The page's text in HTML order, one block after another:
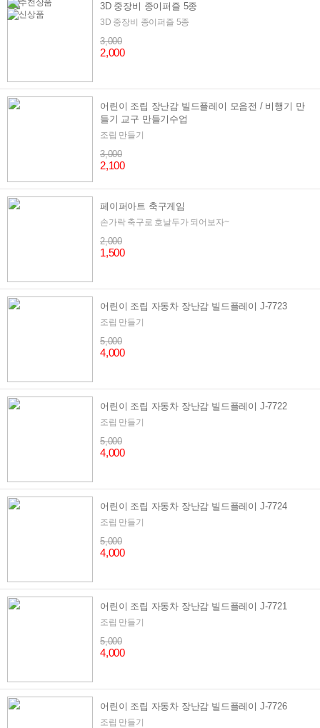
3D 중장비 종이퍼즐 5종
3D 중장비 종이퍼즐 5종
3,000
2,000
어린이 조립 장난감 빌드플레이 모음전 / 비행기 만
들기 교구 만들기수업
조립 만들기
3,000
2,100
페이퍼아트 축구게임
손가락 축구로 호날두가 되어보자~
2,000
1,500
어린이 조립 자동차 장난감 빌드플레이 J-7723
조립 만들기
5,000
4,000
어린이 조립 자동차 장난감 빌드플레이 J-7722
조립 만들기
5,000
4,000
어린이 조립 자동차 장난감 빌드플레이 J-7724
조립 만들기
5,000
4,000
어린이 조립 자동차 장난감 빌드플레이 J-7721
조립 만들기
5,000
4,000
어린이 조립 자동차 장난감 빌드플레이 J-7726
조립 만들기